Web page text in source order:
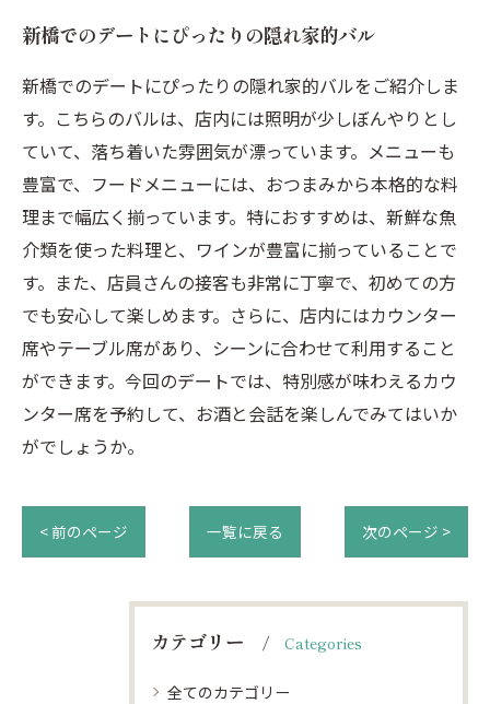
新橋でのデートにぴったりの隠れ家的バル
新橋でのデートにぴったりの隠れ家的バルをご紹介しま
す。こちらのバルは、店内には照明が少しぼんやりとし
ていて、落ち着いた雰囲気が漂っています。メニューも
豊富で、フードメニューには、おつまみから本格的な料
理まで幅広く揃っています。特におすすめは、新鮮な魚
介類を使った料理と、ワインが豊富に揃っていることで
す。また、店員さんの接客も非常に丁寧で、初めての方
でも安心して楽しめます。さらに、店内にはカウンター
席やテーブル席があり、シーンに合わせて利用すること
ができます。今回のデートでは、特別感が味わえるカウ
ンター席を予約して、お酒と会話を楽しんでみてはいか
がでしょうか。
< 前のページ 一覧に戻る 次のページ >
カテゴリー Categories
全てのカテゴリー